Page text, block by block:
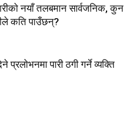
नयाँ तलबमान सार्वजनिक, कुन
कति पाउँछन्?
प्रलाेभनमा पारी ठगी गर्ने व्यक्ति